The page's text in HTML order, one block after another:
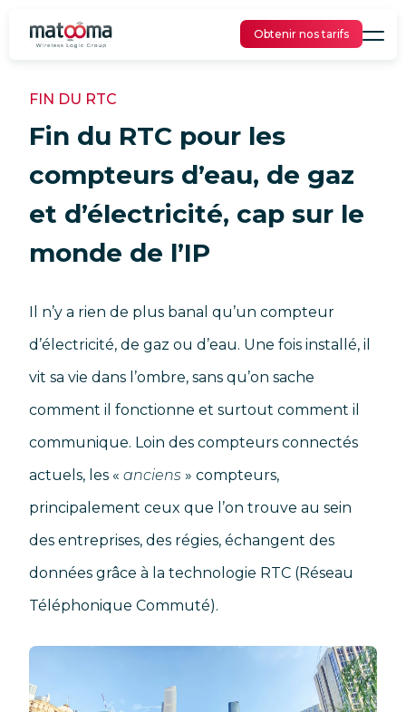
Obtenir nos tarifs
FIN DU RTC
Fin du RTC pour les
compteurs d’eau, de gaz
et d’électricité, cap sur le
monde de l’IP
Il n’y a rien de plus banal qu’un compteur
d’électricité, de gaz ou d’eau. Une fois installé, il
vit sa vie dans l’ombre, sans qu’on sache
comment il fonctionne et surtout comment il
communique. Loin des compteurs connectés
actuels, les «anciens » compteurs,
principalement ceux que l’on trouve au sein
des entreprises, des régies, échangent des
données grâce à la technologie RTC (Réseau
Téléphonique Commuté).